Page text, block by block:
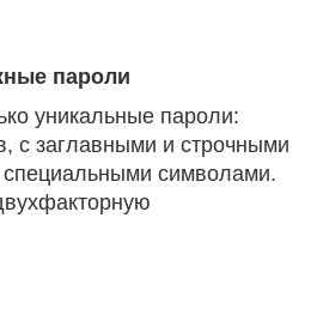
пароли
уникальные пароли:
с заглавными и строчными
символами.